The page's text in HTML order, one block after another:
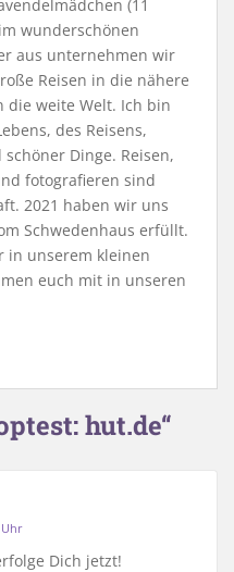
(11
wunderschönen
aus unternehmen wir
Reisen in die nähere
die weite Welt. Ich bin
des Reisens,
Dinge. Reisen,
fotografieren sind
2021 haben wir uns
Schwedenhaus erfüllt.
in unserem kleinen
euch mit in unseren
hut.de“
Uhr
Dich jetzt!